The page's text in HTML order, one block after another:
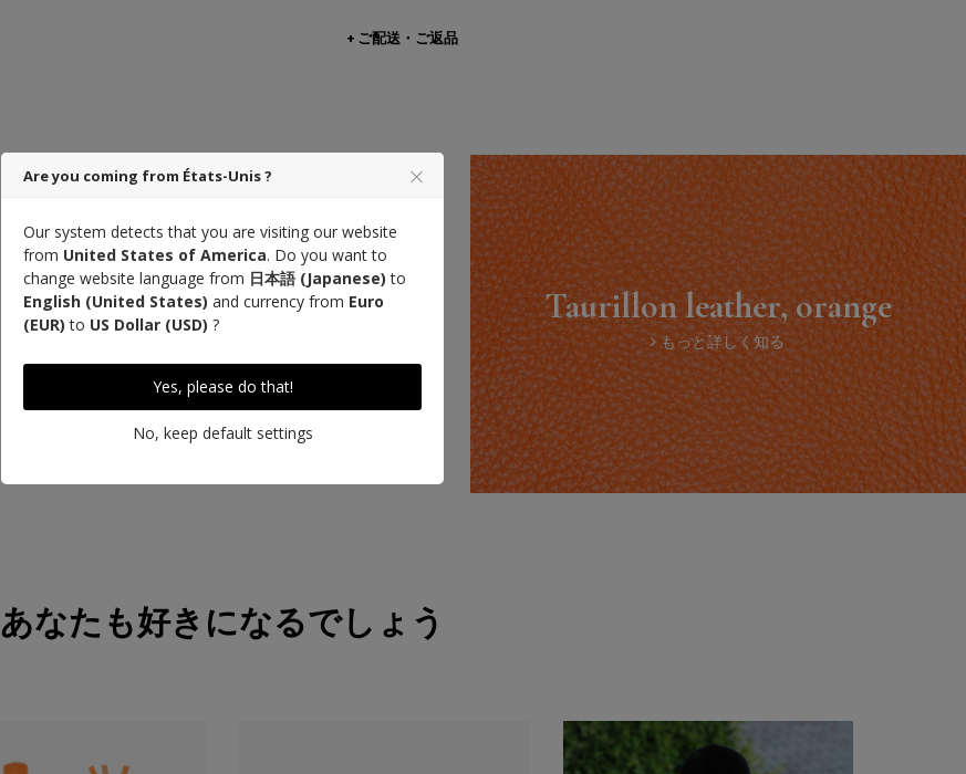
ご配送・ご返品
Saddle Stitch
Taurillon leather, orange
もっと詳しく知る
あなたも好きになるでしょう
Are you coming from États-Unis ?
Our system detects that you are visiting our website
from United States of America. Do you want to
change website language from 日本語 (Japanese) to
English (United States) and currency from Euro
(EUR) to US Dollar (USD) ?
Yes, please do that!
No, keep default settings